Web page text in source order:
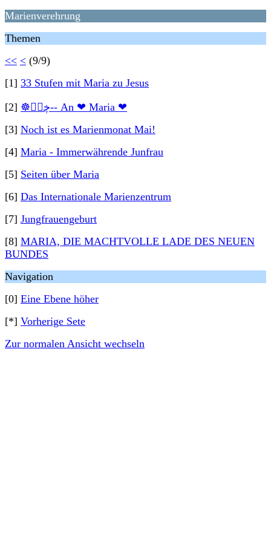
Marienverehrung
Themen
<< < (9/9)
[1] 33 Stufen mit Maria zu Jesus
[2]
☸ڿڰۣ-- An ❤ Maria ❤
[3] Noch ist es Marienmonat Mai!
[4] Maria - Immerwährende Junfrau
[5] Seiten über Maria
[6] Das Internationale Marienzentrum
[7] Jungfrauengeburt
[8] MARIA, DIE MACHTVOLLE LADE DES NEUEN
BUNDES
Navigation
[0] Eine Ebene höher
[*] Vorherige Sete
Zur normalen Ansicht wechseln